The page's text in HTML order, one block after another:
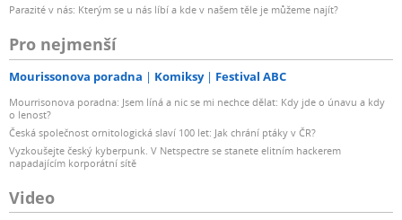
Parazité v nás: Kterým se u nás líbí a kde v našem těle je můžeme najít?
Pro nejmenší
Mourissonova poradna Komiksy Festival ABC
Mourrisonova poradna: Jsem líná a nic se mi nechce dělat: Kdy jde o únavu a kdy
o lenost?
Česká společnost ornitologická slaví 100 let: Jak chrání ptáky v ČR?
Vyzkoušejte český kyberpunk. V Netspectre se stanete elitním hackerem
napadajícím korporátní sítě
Video